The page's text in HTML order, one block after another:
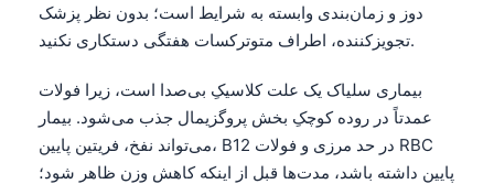
دوز و زمان‌بندی وابسته به شرایط است؛ بدون نظر پزشک
تجویزکننده، اطراف متوترکسات هفتگی دستکاری نکنید.
بیماری سلیاک یک علت کلاسیکِ بی‌صدا است، زیرا فولات
عمدتاً در روده کوچکِ بخش پروگزیمال جذب می‌شود. بیمار
می‌تواند نفخ، فریتین پایین، B12 در حد مرزی و فولات RBC
پایین داشته باشد، مدت‌ها قبل از اینکه کاهش وزن ظاهر شود؛
ไทย
ဗမာစာ
ភាសាខ្មែរ
Kiswahili
አማርኛ